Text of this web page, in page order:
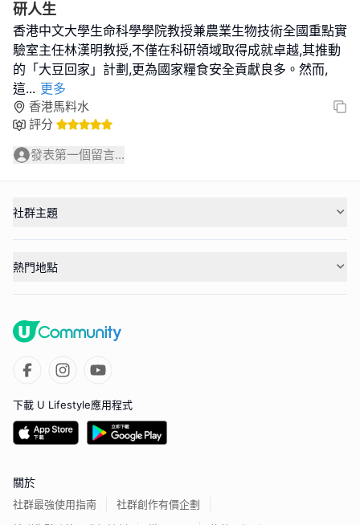
研人生
香港中文大學生命科學學院教授兼農業生物技術全國重點實
驗室主任林漢明教授,不僅在科研領域取得成就卓越,其推動
的「大豆回家」計劃,更為國家糧食安全貢獻良多。然而,
這... 更多
香港馬料水
評分
發表第一個留言...
社群主題
熱門地點
下載 U Lifestyle應用程式
關於
社群最強使用指南
社群創作有價企劃